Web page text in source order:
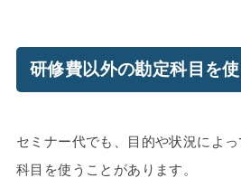
研修費以外の勘定科目を
セミナー代でも、目的や状況によ
科目を使うことがあります。